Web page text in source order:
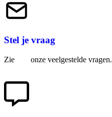
Stel je vraag
Zie onze veelgestelde vragen.